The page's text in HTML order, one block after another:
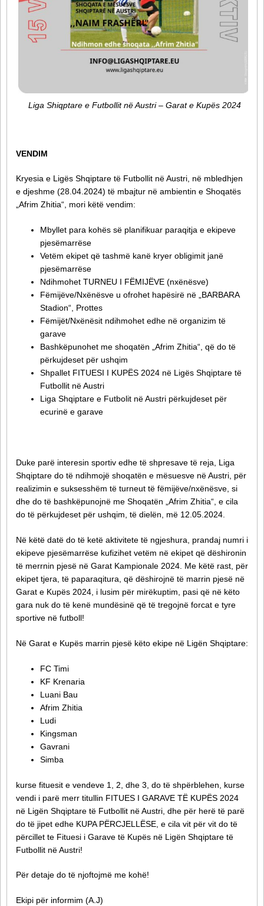
Liga Shiqptare e Futbollit në Austri – Garat e Kupës 2024
VENDIM
Kryesia e Ligës Shqiptare të Futbollit në Austri, në mbledhjen
e djeshme (28.04.2024) të mbajtur në ambientin e Shoqatës
„Afrim Zhitia“, mori këtë vendim:
Mbyllet para kohës së planifikuar paraqitja e ekipeve
pjesëmarrëse
Vetëm ekipet që tashmë kanë kryer obligimit janë
pjesëmarrëse
Ndihmohet TURNEU I FËMIJËVE (nxënësve)
Fëmijëve/Nxënësve u ofrohet hapësirë në „BARBARA
Stadion“, Prottes
Fëmijët/Nxënësit ndihmohet edhe në organizim të
garave
Bashkëpunohet me shoqatën „Afrim Zhitia“, që do të
përkujdeset për ushqim
Shpallet FITUESI I KUPËS 2024 në Ligës Shqiptare të
Futbollit në Austri
Liga Shqiptare e Futbolit në Austri përkujdeset për
ecurinë e garave
Duke parë interesin sportiv edhe të shpresave të reja, Liga
Shqiptare do të ndihmojë shoqatën e mësuesve në Austri, për
realizimin e suksesshëm të turneut të fëmijëve/nxënësve, si
dhe do të bashkëpunojnë me Shoqatën „Afrim Zhitia“, e cila
do të përkujdeset për ushqim, të dielën, më 12.05.2024.
Në këtë datë do të ketë aktivitete të ngjeshura, prandaj numri i
ekipeve pjesëmarrëse kufizihet vetëm në ekipet që dëshironin
të merrnin pjesë në Garat Kampionale 2024. Me këtë rast, për
ekipet tjera, të paparaqitura, që dëshirojnë të marrin pjesë në
Garat e Kupës 2024, i lusim për mirëkuptim, pasi që në këto
gara nuk do të kenë mundësinë që të tregojnë forcat e tyre
sportive në futboll!
Në Garat e Kupës marrin pjesë këto ekipe në Ligën Shqiptare:
FC Timi
KF Krenaria
Luani Bau
Afrim Zhitia
Ludi
Kingsman
Gavrani
Simba
kurse fituesit e vendeve 1, 2, dhe 3, do të shpërblehen, kurse
vendi i parë merr titullin FITUES I GARAVE TË KUPËS 2024
në Ligën Shqiptare të Futbollit në Austri, dhe për herë të parë
do të jipet edhe KUPA PËRCJELLËSE, e cila vit për vit do të
përcillet te Fituesi i Garave të Kupës në Ligën Shqiptare të
Futbollit në Austri!
Për detaje do të njoftojmë me kohë!
Ekipi për informim (A.J)